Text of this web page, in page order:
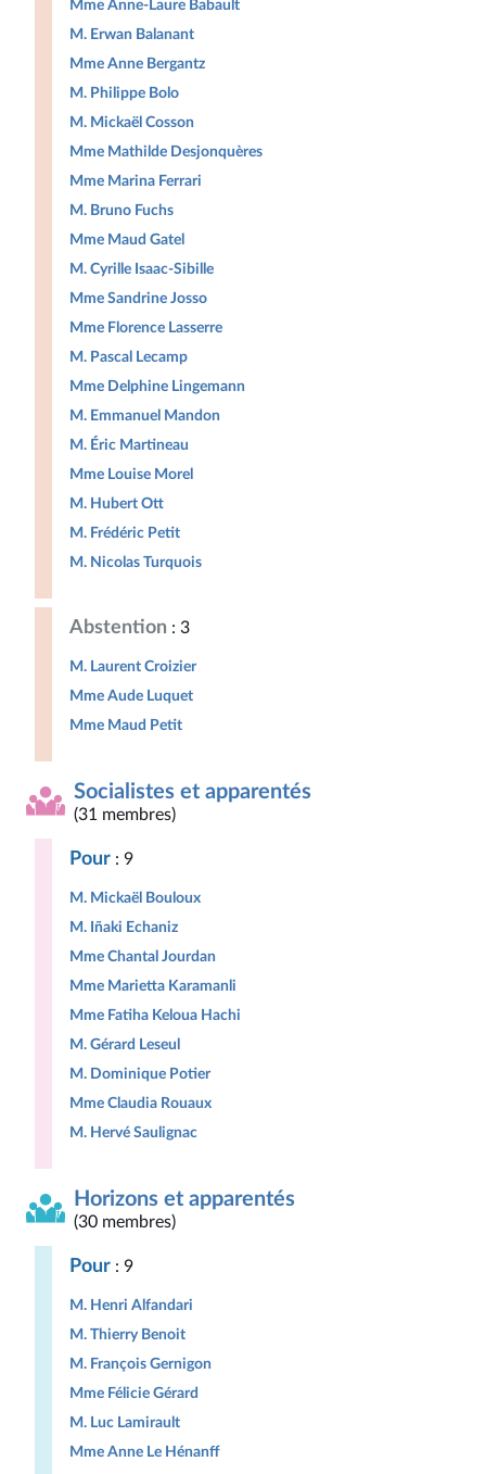
Mme Anne-Laure Babault
M. Erwan Balanant
Mme Anne Bergantz
M. Philippe Bolo
M. Mickaël Cosson
Mme Mathilde Desjonquères
Mme Marina Ferrari
M. Bruno Fuchs
Mme Maud Gatel
M. Cyrille Isaac-Sibille
Mme Sandrine Josso
Mme Florence Lasserre
M. Pascal Lecamp
Mme Delphine Lingemann
M. Emmanuel Mandon
M. Éric Martineau
Mme Louise Morel
M. Hubert Ott
M. Frédéric Petit
M. Nicolas Turquois
Abstention : 3
M. Laurent Croizier
Mme Aude Luquet
Mme Maud Petit
Socialistes et apparentés
(31 membres)
Pour : 9
M. Mickaël Bouloux
M. Iñaki Echaniz
Mme Chantal Jourdan
Mme Marietta Karamanli
Mme Fatiha Keloua Hachi
M. Gérard Leseul
M. Dominique Potier
Mme Claudia Rouaux
M. Hervé Saulignac
Horizons et apparentés
(30 membres)
Pour : 9
M. Henri Alfandari
M. Thierry Benoit
M. François Gernigon
Mme Félicie Gérard
M. Luc Lamirault
Mme Anne Le Hénanff